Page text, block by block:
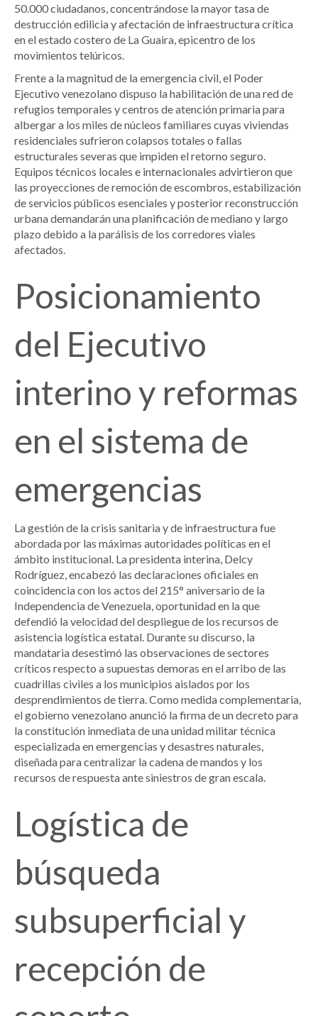
50.000 ciudadanos, concentrándose la mayor tasa de
destrucción edilicia y afectación de infraestructura crítica
en el estado costero de La Guaira, epicentro de los
movimientos telúricos.
Frente a la magnitud de la emergencia civil, el Poder
Ejecutivo venezolano dispuso la habilitación de una red de
refugios temporales y centros de atención primaria para
albergar a los miles de núcleos familiares cuyas viviendas
residenciales sufrieron colapsos totales o fallas
estructurales severas que impiden el retorno seguro.
Equipos técnicos locales e internacionales advirtieron que
las proyecciones de remoción de escombros, estabilización
de servicios públicos esenciales y posterior reconstrucción
urbana demandarán una planificación de mediano y largo
plazo debido a la parálisis de los corredores viales
afectados.
Posicionamiento
del Ejecutivo
interino y reformas
en el sistema de
emergencias
La gestión de la crisis sanitaria y de infraestructura fue
abordada por las máximas autoridades políticas en el
ámbito institucional. La presidenta interina, Delcy
Rodríguez, encabezó las declaraciones oficiales en
coincidencia con los actos del 215° aniversario de la
Independencia de Venezuela, oportunidad en la que
defendió la velocidad del despliegue de los recursos de
asistencia logística estatal. Durante su discurso, la
mandataria desestimó las observaciones de sectores
críticos respecto a supuestas demoras en el arribo de las
cuadrillas civiles a los municipios aislados por los
desprendimientos de tierra. Como medida complementaria,
el gobierno venezolano anunció la firma de un decreto para
la constitución inmediata de una unidad militar técnica
especializada en emergencias y desastres naturales,
diseñada para centralizar la cadena de mandos y los
recursos de respuesta ante siniestros de gran escala.
Logística de
búsqueda
subsuperficial y
recepción de